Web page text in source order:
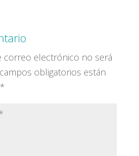
correo electrónico no será
obligatorios están
*